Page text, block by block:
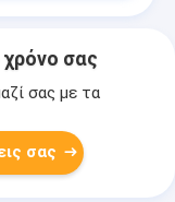
σας
σας με τα
σας